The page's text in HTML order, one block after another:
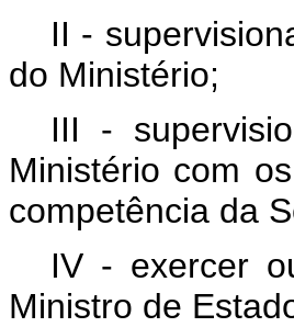
II -
do Ministério;
III -
Ministério com
competência da
IV - exercer
Ministro de